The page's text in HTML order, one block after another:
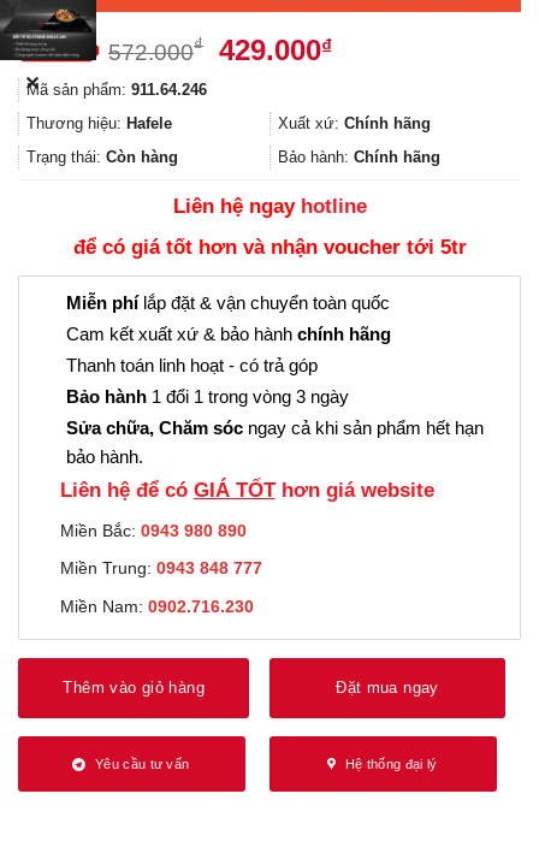
572.000₫
Giá
572.000₫.
429.000₫Giá
là:
429.000₫.
Mã sản phẩm: 911.64.246
Thương hiệu: Hafele Xuất xứ: Chính hãng
Trạng thái: Còn hàng Bảo hành: Chính hãng
Liên hệ ngay hotline
để có giá tốt hơn và nhận voucher tới 5tr
Miễn phílắp đặt & vận chuyển toàn quốc
Cam kết xuất xứ & bảo hành chính hãng
Thanh toán linh hoạt - có trả góp
Bảo hành 1 đổi 1 trong vòng 3 ngày
Sửa chữa, Chăm sóc ngay cả khi sản phẩm hết hạn
bảo hành.
Liên hệ để có GIÁ TỐThơn giá website
Miền Bắc: 0943 980 890
Miền Trung: 0943 848 777
Miền Nam: 0902.716.230
Thêm vào giỏ hàng Đặt mua ngay
Yêu cầu tư vấn Hệ thống đại lý
✕